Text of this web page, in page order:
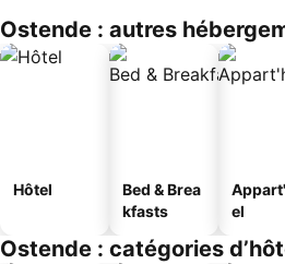
Ostende : autres
Hôtel
Bed & Brea
kfasts
el
Ostende : catégories